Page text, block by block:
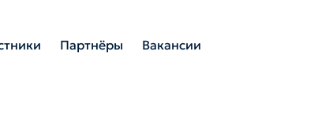
Партнёры Вакансии